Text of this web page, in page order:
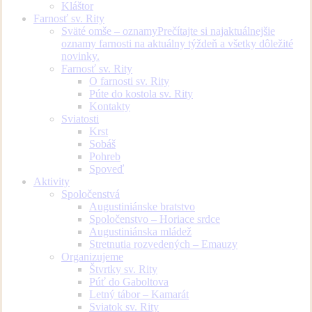
Kláštor
Farnosť sv. Rity
Sväté omše – oznamyPrečítajte si najaktuálnejšie
oznamy farnosti na aktuálny týždeň a všetky dôležité
novinky.
Farnosť sv. Rity
O farnosti sv. Rity
Púte do kostola sv. Rity
Kontakty
Sviatosti
Krst
Sobáš
Pohreb
Spoveď
Aktivity
Spoločenstvá
Augustiniánske bratstvo
Spoločenstvo – Horiace srdce
Augustiniánska mládež
Stretnutia rozvedených – Emauzy
Organizujeme
Štvrtky sv. Rity
Púť do Gaboltova
Letný tábor – Kamarát
Sviatok sv. Rity